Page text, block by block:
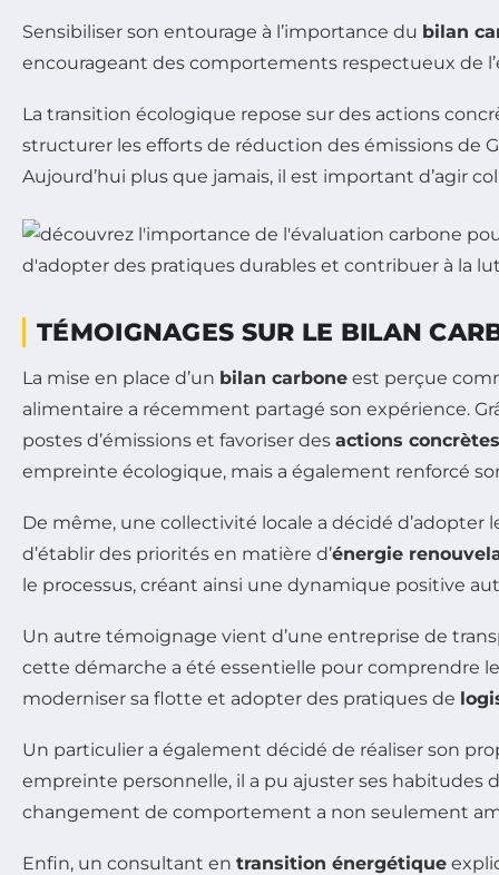
Sensibiliser son entourage à l’importance du bilan
encourageant des comportements respectueux de
La transition écologique repose sur des actions
structurer les efforts de réduction des émissions de
Aujourd’hui plus que jamais, il est important d’agir
TÉMOIGNAGES SUR LE BILAN
La mise en place d’un bilan carbone est perçue
alimentaire a récemment partagé son expérience.
postes d’émissions et favoriser des actions concrètes
empreinte écologique, mais a également renforcé
De même, une collectivité locale a décidé d’adopter
d’établir des priorités en matière d’énergie
le processus, créant ainsi une dynamique positive
Un autre témoignage vient d’une entreprise de
cette démarche a été essentielle pour comprendre
moderniser sa flotte et adopter des pratiques de
Un particulier a également décidé de réaliser son
empreinte personnelle, il a pu ajuster ses habitudes
changement de comportement a non seulement
Enfin, un consultant en transition énergétique